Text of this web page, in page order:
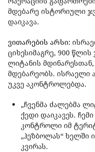
მდებარე ისტორიული
დაიკავა.
ვითარების არსი:
ციხესიმაგრე, 900
ლიტანის
მდებარეობს. ისრაელი
უკვე აკონტროლებდა.
„ჩვენმა ძალებმა
ქედი დაიკავეს.
კონტროლი იმ
„ჰეზბოლას“ ხელში
კვირას.